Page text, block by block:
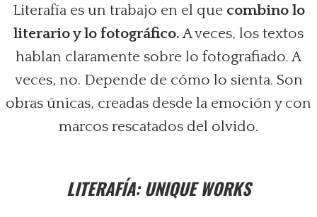
Literafía es un trabajo en el que combino lo
literario y lo fotográfico.A veces, los textos
hablan claramente sobre lo fotografiado. A
veces, no. Depende de cómo lo sienta. Son
obras únicas, creadas desde la emoción y con
marcos rescatados del olvido.
LITERAFÍA:UNIQUE WORKS